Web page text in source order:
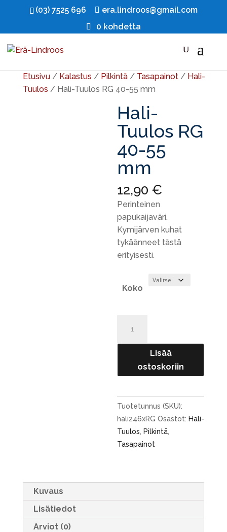
(03) 7525 696
era.lindroos@gmail.com
0 kohdetta
Etusivu/ Kalastus / Pilkintä/ Tasapainot/ Hali-
Tuulos / Hali-Tuulos RG 40-55 mm
Hali-
Tuulos RG
40-55
mm
12,90€
Perinteinen
papukaijaväri.
Kymijärven kuhat
tykäänneet tästä
erityisesti.
Koko
Tuulos
RG
määrä
Lisää
ostoskoriin
Tuotetunnus (SKU):
hali246xRG Osastot:Hali-
Tuulos ,Pilkintä
Tasapainot
Kuvaus
Lisätiedot
Arviot (0)